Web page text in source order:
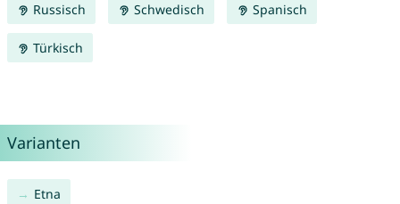
Russisch Schwedisch Spanisch
Türkisch
Varianten
Etna